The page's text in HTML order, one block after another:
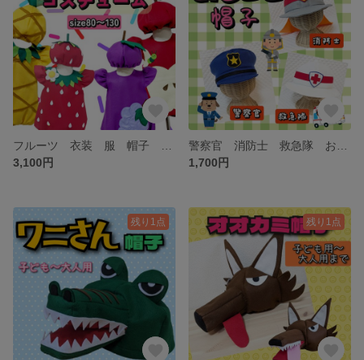
3,100円
1,700円
残り1点 残り1点